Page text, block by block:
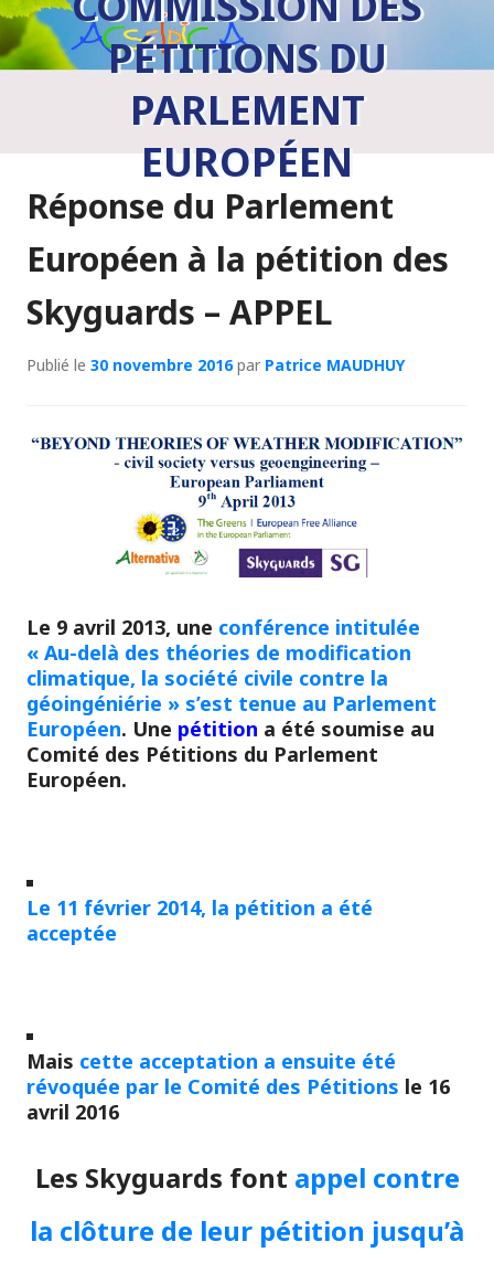
PÉTITIONS DU
PARLEMENT
EUROPÉEN
Réponse du Parlement
Européen à la pétition des
Skyguards – APPEL
Publié le 30 novembre 2016par Patrice MAUDHUY
Le 9 avril 2013, une conférence intitulée
« Au-delà des théories de modification
climatique, la société civile contre la
géoingéniérie » s’est tenue au Parlement
Européen. Une pétition a été soumise au
Comité des Pétitions du Parlement
Européen.
Le 11 février 2014, la pétition a été
acceptée
Mais cette acceptation a ensuite été
révoquée par le Comité des Pétitions le 16
avril 2016
Les Skyguards font appel contre
la clôture de leur pétition jusqu’à